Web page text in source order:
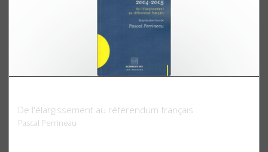
De l'élargissement au référendum français
Pascal Perrineau